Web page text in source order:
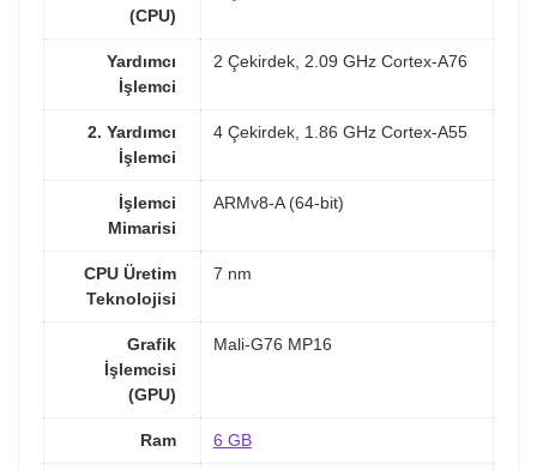
(CPU)
Yardımcı
İşlemci
2 Çekirdek, 2.09 GHz Cortex-A76
2. Yardımcı
İşlemci
4 Çekirdek, 1.86 GHz Cortex-A55
İşlemci
Mimarisi
ARMv8-A (64-bit)
CPU Üretim
Teknolojisi
7 nm
Grafik
İşlemcisi
(GPU)
Mali-G76 MP16
Ram 6 GB